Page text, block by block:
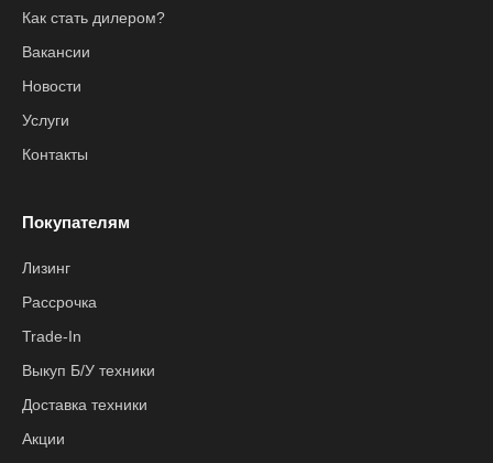
Как стать дилером?
Вакансии
Новости
Услуги
Контакты
Покупателям
Лизинг
Рассрочка
Trade-In
Выкуп Б/У техники
Доставка техники
Акции